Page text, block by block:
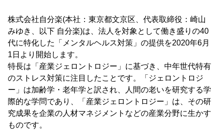
株式会社自分楽(本社：東京都文京区、代表取締役：崎山
みゆき、以下 自分楽)は、法人を対象として働き盛りの40
代に特化した「メンタルヘルス対策」の提供を2020年6月
1日より開始します。
特長は「産業ジェロントロジー」に基づき、中年世代特有
のストレス対策に注目したことです。「ジェロントロジ
ー」は加齢学・老年学と訳され、人間の老いを研究する学
際的な学問であり、「産業ジェロントロジー」は、その研
究成果を企業の人材マネジメントなどの産業分野に生かす
ものです。